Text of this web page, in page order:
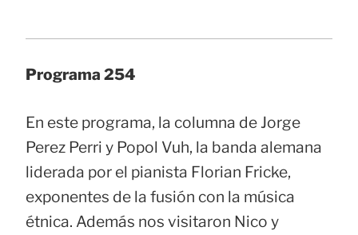
Programa 254
En este programa, la columna de Jorge
Perez Perri y Popol Vuh, la banda alemana
liderada por el pianista Florian Fricke,
exponentes de la fusión con la música
étnica. Además nos visitaron Nico y